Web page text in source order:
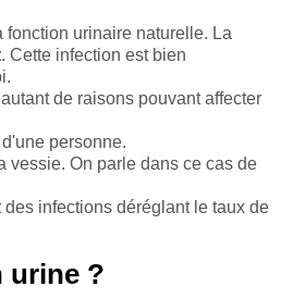
urinaire naturelle. La
. Cette infection est bien
de raisons pouvant affecter
personne.
vessie. On parle dans ce cas de
infections déréglant le taux de
urine ?